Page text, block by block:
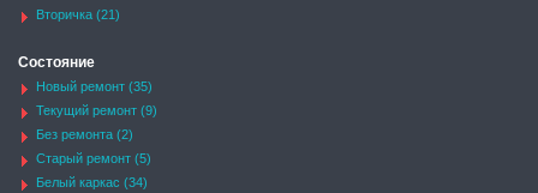
Вторичка (21)
Состояние
Новый ремонт (35)
Текущий ремонт (9)
Без ремонта (2)
Старый ремонт (5)
Белый каркас (34)